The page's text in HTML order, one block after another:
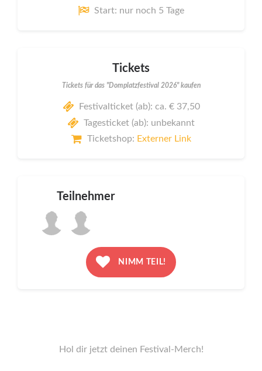
Start: nur noch 5 Tage
Tickets
Tickets für das "Domplatzfestival 2026" kaufen
Festivalticket (ab): ca. € 37,50
Tagesticket (ab): unbekannt
Ticketshop: Externer Link
Teilnehmer
NIMM TEIL!
Hol dir jetzt deinen Festival-Merch!